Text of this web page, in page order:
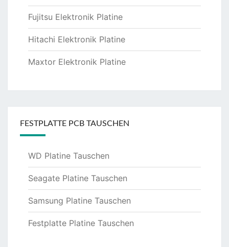
Fujitsu Elektronik Platine
Hitachi Elektronik Platine
Maxtor Elektronik Platine
FESTPLATTE PCB TAUSCHEN
WD Platine Tauschen
Seagate Platine Tauschen
Samsung Platine Tauschen
Festplatte Platine Tauschen